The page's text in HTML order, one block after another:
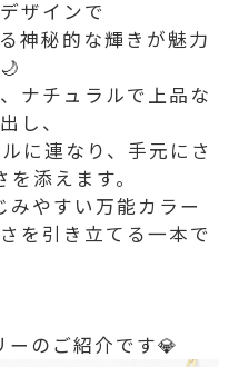
ザインで
神秘的な輝きが魅力
ナチュラルで上品な
し、
に連なり、手元にさ
添えます。
みやすい万能カラー
を引き立てる一本で
ーのご紹介です💎